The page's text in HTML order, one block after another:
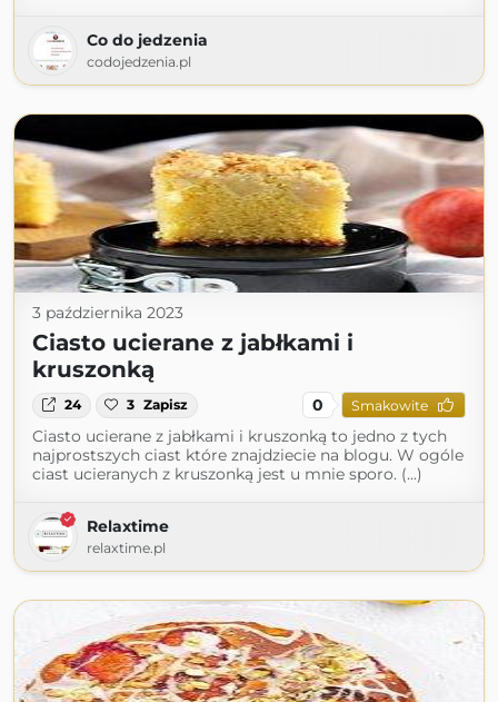
Co do jedzenia
codojedzenia.pl
3 października 2023
Ciasto ucierane z jabłkami i
kruszonką
24 3 Zapisz 0 Smakowite
Ciasto ucierane z jabłkami i kruszonką to jedno z tych
najprostszych ciast które znajdziecie na blogu. W ogóle
ciast ucieranych z kruszonką jest u mnie sporo. (...)
Relaxtime
relaxtime.pl